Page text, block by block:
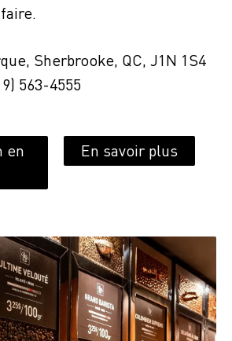
Sherbrooke, QC, J1N 1S4
563-4555
en
En savoir plus